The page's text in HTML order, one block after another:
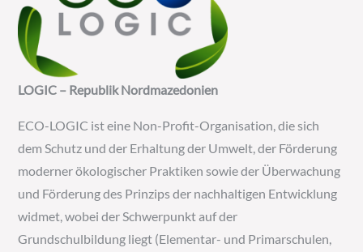
LOGIC – Republik Nordmazedonien
ECO-LOGIC ist eine Non-Profit-Organisation, die sich
dem Schutz und der Erhaltung der Umwelt, der Förderung
moderner ökologischer Praktiken sowie der Überwachung
und Förderung des Prinzips der nachhaltigen Entwicklung
widmet, wobei der Schwerpunkt auf der
Grundschulbildung liegt (Elementar- und Primarschulen,